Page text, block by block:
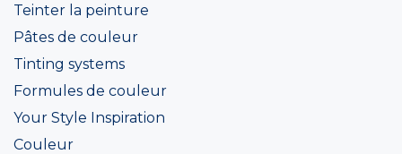
Teinter la peinture
Pâtes de couleur
Tinting systems
Formules de couleur
Your Style Inspiration
Couleur